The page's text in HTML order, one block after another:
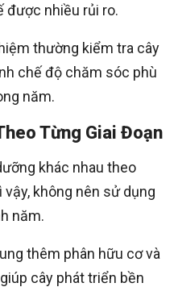
được nhiều rủi ro.
thường kiểm tra cây
chế độ chăm sóc phù
năm.
Từng Giai Đoạn
khác nhau theo
không nên sử dụng
năm.
thêm phân hữu cơ và
cây phát triển bền